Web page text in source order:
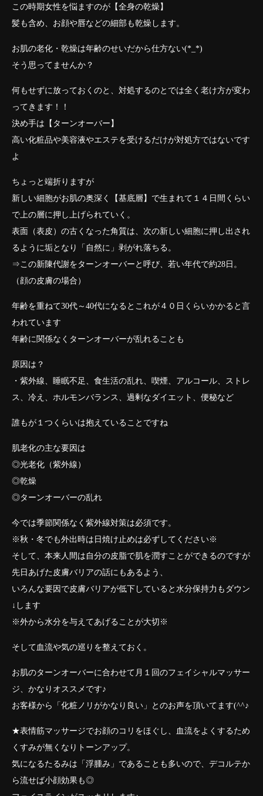
この時期女性を悩ますのが【全身の乾燥】
髪も含め、お顔や唇などの細部も乾燥します。
お肌の老化・乾燥は年齢のせいだから仕方ない(*_*)
そう思ってませんか？
何もせずに放っておくのと、対処するのとでは全く老け方が変わ
ってきます！！
決め手は【ターンオーバー】
高い化粧品や美容液やエステを受けるだけが対処方ではないです
よ
ちょっと端折りますが
新しい細胞がお肌の奥深く【基底層】で生まれて１４日間くらい
で上の層に押し上げられていく。
表面（表皮）の古くなった角質は、次の新しい細胞に押し出され
るように垢となり「自然に」剥がれ落ちる。
⇒この新陳代謝をターンオーバーと呼び、若い年代で約28日。
（顔の皮膚の場合）
年齢を重ねて30代～40代になるとこれが４０日くらいかかると言
われています
年齢に関係なくターンオーバーが乱れることも
原因は？
・紫外線、睡眠不足、食生活の乱れ、喫煙、アルコール、ストレ
ス、冷え、ホルモンバランス、過剰なダイエット、便秘など
誰もが１つくらいは抱えていることですね
肌老化の主な要因は
◎光老化（紫外線）
◎乾燥
◎ターンオーバーの乱れ
今では季節関係なく紫外線対策は必須です。
※秋・冬でも外出時は日焼け止めは必ずしてください※
そして、本来人間は自分の皮脂で肌を潤すことができるのですが
先日あげた皮膚バリアの話にもあるよう、
いろんな要因で皮膚バリアが低下していると水分保持力もダウン
↓します
※外から水分を与えてあげることが大切※
そして血流や気の巡りを整えておく。
お肌のターンオーバーに合わせて月１回のフェイシャルマッサー
ジ、かなりオススメです♪
お客様から「化粧ノリがかなり良い」とのお声を頂いてます(^^♪
★表情筋マッサージでお顔のコリをほぐし、血流をよくするため
くすみが無くなりトーンアップ。
気になるたるみは「浮腫み」であることも多いので、デコルテか
ら流せば小顔効果も◎